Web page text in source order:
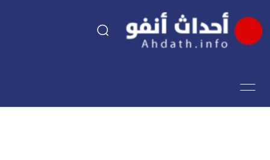
اقتصاد